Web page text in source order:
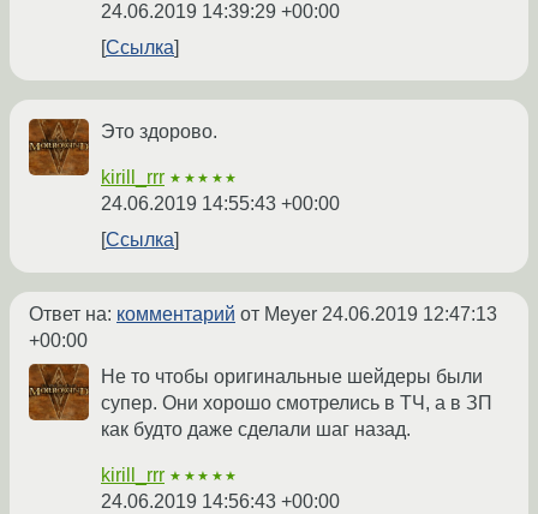
24.06.2019 14:39:29 +00:00
Ссылка
Это здорово.
kirill_rrr ★★★★★
24.06.2019 14:55:43 +00:00
Ссылка
Ответ на: комментарий от Meyer 24.06.2019 12:47:13
+00:00
Не то чтобы оригинальные шейдеры были
супер. Они хорошо смотрелись в ТЧ, а в ЗП
как будто даже сделали шаг назад.
kirill_rrr ★★★★★
24.06.2019 14:56:43 +00:00